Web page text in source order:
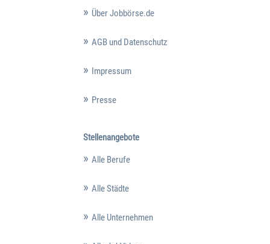
Über Jobbörse.de
AGB und Datenschutz
Impressum
Presse
Stellenangebote
Alle Berufe
Alle Städte
Alle Unternehmen